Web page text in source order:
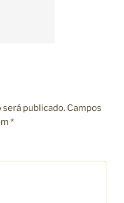
será publicado. Campos
*